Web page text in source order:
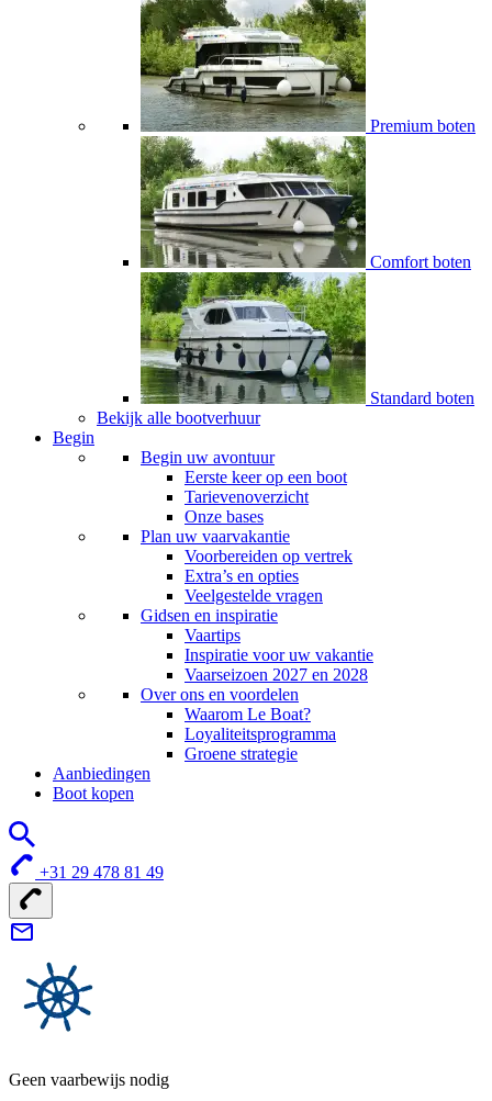
Premium boten
Comfort boten
Standard boten
Bekijk alle bootverhuur
Begin
Begin uw avontuur
Eerste keer op een boot
Tarievenoverzicht
Onze bases
Plan uw vaarvakantie
Voorbereiden op vertrek
Extra’s en opties
Veelgestelde vragen
Gidsen en inspiratie
Vaartips
Inspiratie voor uw vakantie
Vaarseizoen 2027 en 2028
Over ons en voordelen
Waarom Le Boat?
Loyaliteitsprogramma
Groene strategie
Aanbiedingen
Boot kopen
+31 29 478 81 49
Geen vaarbewijs nodig